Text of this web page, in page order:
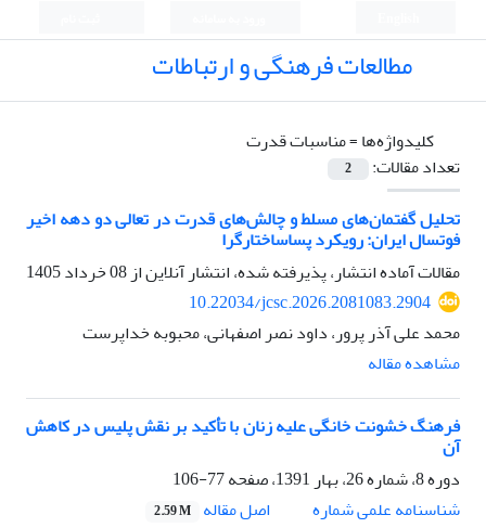
مطالعات فرهنگی و ارتباطات
کلیدواژه‌ها =مناسبات قدرت
تعداد مقالات:
2
تحلیل گفتمان‌های مسلط و چالش‌های قدرت در تعالی دو دهه اخیر
فوتسال ایران: رویکرد پساساختارگرا
مقالات آماده انتشار، پذیرفته شده، انتشار آنلاین از08 خرداد 1405
10.22034/jcsc.2026.2081083.2904
محمد علی آذر پرور، داود نصر اصفهانی، محبوبه خداپرست
مشاهده مقاله
فرهنگ خشونت خانگی علیه زنان با تأکید بر نقش پلیس در کاهش
آن
دوره 8، شماره 26، بهار 1391، صفحه
77-106
شناسنامه علمی شماره
اصل مقاله 2.59 M